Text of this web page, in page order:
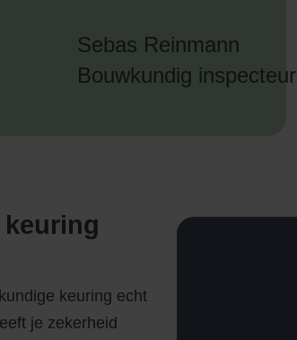
Sebas Reinmann
Bouwkundig inspecteur
keuring echt
je zekerheid